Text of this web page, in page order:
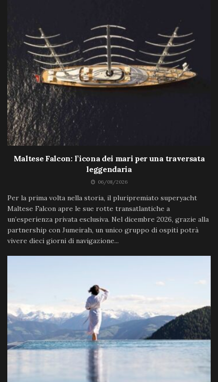
Maltese Falcon: l’icona dei mari per una traversata
leggendaria
06/08/2026
Per la prima volta nella storia, il pluripremiato superyacht
Maltese Falcon apre le sue rotte transatlantiche a
un’esperienza privata esclusiva. Nel dicembre 2026, grazie alla
partnership con Jumeirah, un unico gruppo di ospiti potrà
vivere dieci giorni di navigazione...